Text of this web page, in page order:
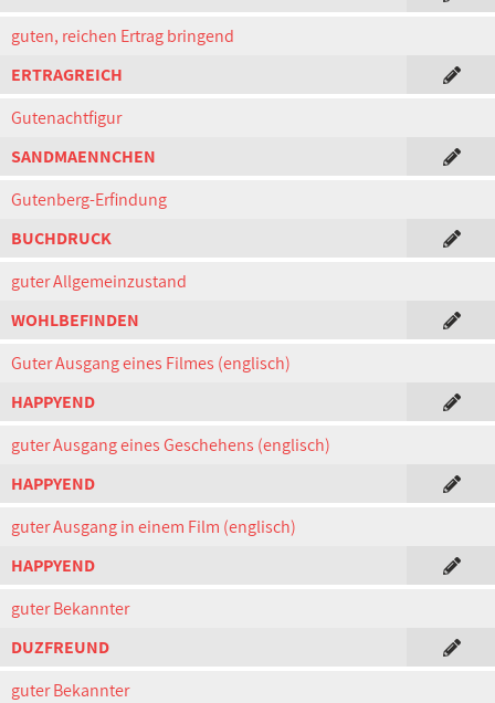
guten, reichen Ertrag bringend
ERTRAGREICH
Gutenachtfigur
SANDMAENNCHEN
Gutenberg-Erfindung
BUCHDRUCK
guter Allgemeinzustand
WOHLBEFINDEN
Guter Ausgang eines Filmes (englisch)
HAPPYEND
guter Ausgang eines Geschehens (englisch)
HAPPYEND
guter Ausgang in einem Film (englisch)
HAPPYEND
guter Bekannter
DUZFREUND
guter Bekannter